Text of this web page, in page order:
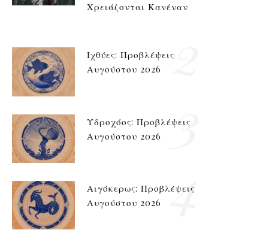
Χρειάζονται Κανέναν
Ιχθύες: Προβλέψεις
Αυγούστου 2026
2
Υδροχόος: Προβλέψεις
Αυγούστου 2026
3
Αιγόκερως: Προβλέψεις
Αυγούστου 2026
4